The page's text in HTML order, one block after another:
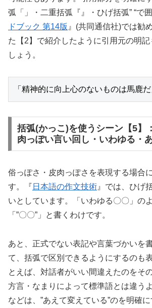
弧「」・二重括弧『』・ひげ括弧” “で
ドブック 第14版 』(共同通信社)では勧
た【2】で紹介したように引用元の明記
しょう。
「精神的に向上心のないものは馬
括弧(かっこ)を使うシーン【5】
肉っぽい言い回し・いわゆる・
俗っぽさ・皮肉っぽさを表現する場合
す。『 日本語の作文技術 』では、ひげ
いとしています。「いわゆる〇〇」の
「”〇〇”」と書くわけです。
あと、正式でない表記や言葉づかいを
て、括弧で区別できるようにするのも
とえば、対話者がいい間違えたのをそ
方言・なまりによって標準語とは違う
などは、”あえて変えている”のを明確